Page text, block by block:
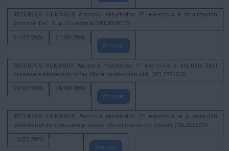
RECURSOS HUMANOS Anuncio resultados 3º exercicio e finalización
proceso Tec. Sup. Economía (SEL2024007)
31/07/2026
31/08/2026
Amosar
RECURSOS HUMANOS Anuncio resultados 1º exercicio e anuncio final
proceso elaboración listas oficial protección civil (SEL2026016)
24/07/2026
24/08/2026
Amosar
RECURSOS HUMANOS Anuncio resultados 2º exercicio e puntuación
provisional de concurso proceso oficial comercio interior (SEL2023015
10/07/2025
Amosar